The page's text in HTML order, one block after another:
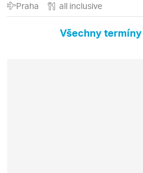
Praha all inclusive
Všechny